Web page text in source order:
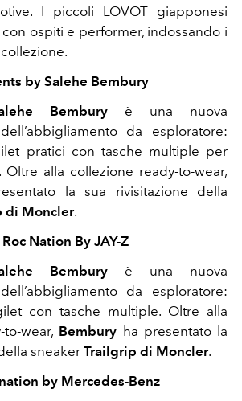
I piccoli LOVOT giapponesi
ospiti e performer, indossando i
by Salehe Bembury
Bembury è una nuova
da esploratore:
pratici con tasche multiple per
Oltre alla collezione ready-to-wear,
la sua rivisitazione della
di Moncler.
Nation By JAY-Z
Bembury è una nuova
da esploratore:
con tasche multiple. Oltre alla
wear, Bembury ha presentato la
sneaker Trailgrip di Moncler.
by Mercedes-Benz